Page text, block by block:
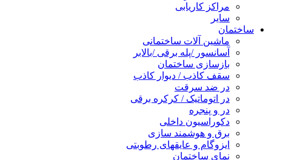
مراکز کاریابی
سایر
ساختمان
ماشین آلات ساختمانی
آسانسور /پله برقی /بالابر
بازسازی ساختمان
سقف کاذب / دیوار کاذب
در ضد سرقت
در اتوماتیک / کرکره برقی
در و پنجره
دکوراسیون داخلی
برق و هوشمند سازی
ایزوگام و عایقهای رطوبتی
نمای ساختمان